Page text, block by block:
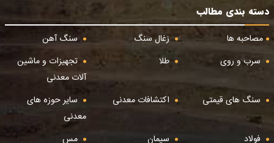
دسته بندی مطالب
مصاحبه ها
زغال سنگ
سنگ آهن
سرب و روی
طلا
تجهیزات و ماشین
آلات معدنی
سنگ های قیمتی
اکتشافات معدنی
سایر حوزه های
معدنی
فولاد
سیمان مس